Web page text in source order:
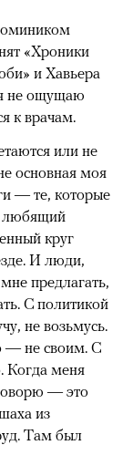
«Хроники
и Хавьера
не ощущаю
к врачам.
или не
основная моя
— те, которые
любящий
круг
И люди,
предлагать,
С политикой
не возьмусь.
— не своим. С
Когда меня
— это
из
Там был